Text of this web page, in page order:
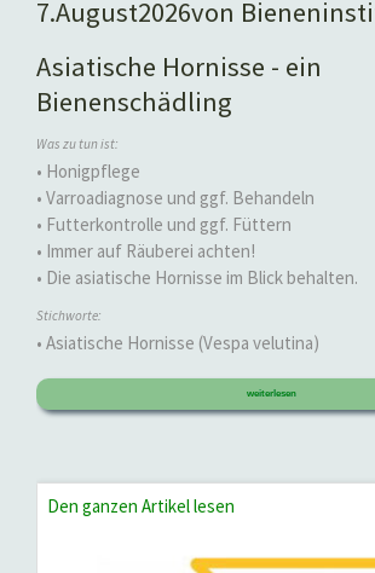
7.August2026von
Asiatische Hornisse - ein
Bienenschädling
Was zu tun ist:
• Honigpflege
• Varroadiagnose und ggf. Behandeln
• Futterkontrolle und ggf. Füttern
• Immer auf Räuberei achten!
• Die asiatische Hornisse im Blick behalten.
Stichworte:
• Asiatische Hornisse (Vespa velutina)
weiterlesen
Den ganzen Artikel lesen